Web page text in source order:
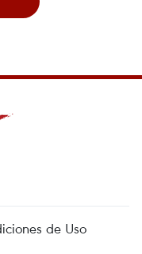
de Uso